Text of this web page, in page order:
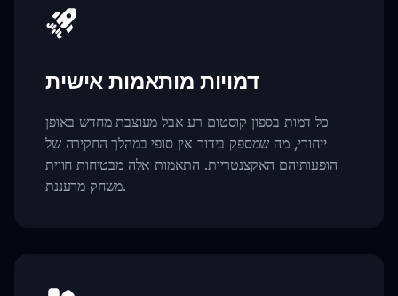
דמויות מותאמות אישית
כל דמות בספון קוסטום רע אבל מעוצבת מחדש באופן
ייחודי, מה שמספק בידור אין סופי במהלך החקירה של
הופעותיהם האקצנטריות. התאמות אלה מבטיחות חווית
משחק מרעננת.